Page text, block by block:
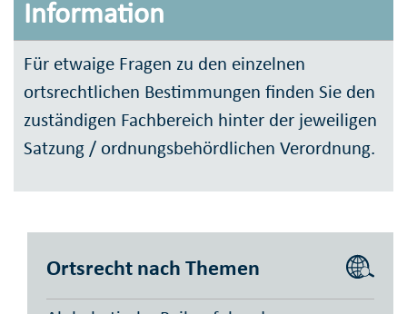
Information
Für etwaige Fragen zu den einzelnen
ortsrechtlichen Bestimmungen finden Sie den
zuständigen Fachbereich hinter der jeweiligen
Satzung / ordnungsbehördlichen Verordnung.
Ortsrecht nach Themen